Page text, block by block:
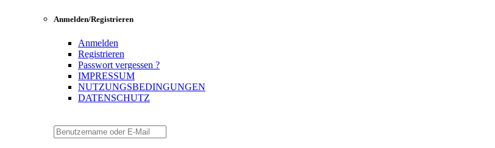
Anmelden/Registrieren
Anmelden
Registrieren
Passwort vergessen ?
IMPRESSUM
NUTZUNGSBEDINGUNGEN
DATENSCHUTZ